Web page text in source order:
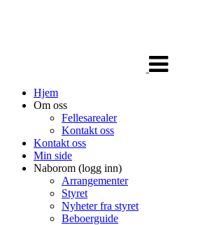
navigasjon
Hjem
Om oss
Fellesarealer
Kontakt oss
Kontakt oss
Min side
Naborom (logg inn)
Arrangementer
Styret
Nyheter fra styret
Beboerguide